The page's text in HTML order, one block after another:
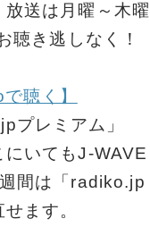
送は月曜～木曜
聴き逃しなく！
聴く】
プレミアム」
にいてもJ-WAVE
間は「radiko.jp
ます。